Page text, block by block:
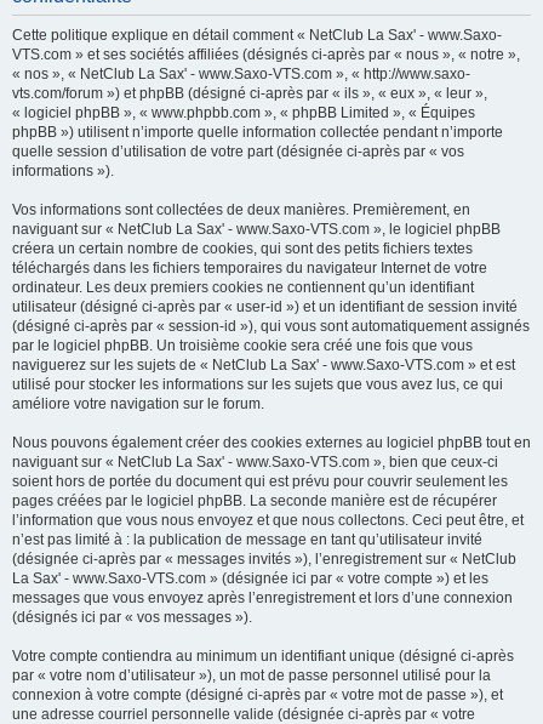
h
Cette politique explique en détail comment « NetClub La Sax' - www.Saxo-
VTS.com » et ses sociétés affiliées (désignés ci-après par « nous », « notre »,
« nos », « NetClub La Sax' - www.Saxo-VTS.com », « http://www.saxo-
vts.com/forum ») et phpBB (désigné ci-après par « ils », « eux », « leur »,
« logiciel phpBB », « www.phpbb.com », « phpBB Limited », « Équipes
phpBB ») utilisent n’importe quelle information collectée pendant n’importe
quelle session d’utilisation de votre part (désignée ci-après par « vos
informations »).
Vos informations sont collectées de deux manières. Premièrement, en
naviguant sur « NetClub La Sax' - www.Saxo-VTS.com », le logiciel phpBB
créera un certain nombre de cookies, qui sont des petits fichiers textes
téléchargés dans les fichiers temporaires du navigateur Internet de votre
ordinateur. Les deux premiers cookies ne contiennent qu’un identifiant
utilisateur (désigné ci-après par « user-id ») et un identifiant de session invité
(désigné ci-après par « session-id »), qui vous sont automatiquement assignés
par le logiciel phpBB. Un troisième cookie sera créé une fois que vous
naviguerez sur les sujets de « NetClub La Sax' - www.Saxo-VTS.com » et est
utilisé pour stocker les informations sur les sujets que vous avez lus, ce qui
améliore votre navigation sur le forum.
Nous pouvons également créer des cookies externes au logiciel phpBB tout en
naviguant sur « NetClub La Sax' - www.Saxo-VTS.com », bien que ceux-ci
soient hors de portée du document qui est prévu pour couvrir seulement les
pages créées par le logiciel phpBB. La seconde manière est de récupérer
l’information que vous nous envoyez et que nous collectons. Ceci peut être, et
n’est pas limité à : la publication de message en tant qu’utilisateur invité
(désignée ci-après par « messages invités »), l’enregistrement sur « NetClub
La Sax' - www.Saxo-VTS.com » (désignée ici par « votre compte ») et les
messages que vous envoyez après l’enregistrement et lors d’une connexion
(désignés ici par « vos messages »).
Votre compte contiendra au minimum un identifiant unique (désigné ci-après
par « votre nom d’utilisateur »), un mot de passe personnel utilisé pour la
connexion à votre compte (désigné ci-après par « votre mot de passe »), et
une adresse courriel personnelle valide (désignée ci-après par « votre